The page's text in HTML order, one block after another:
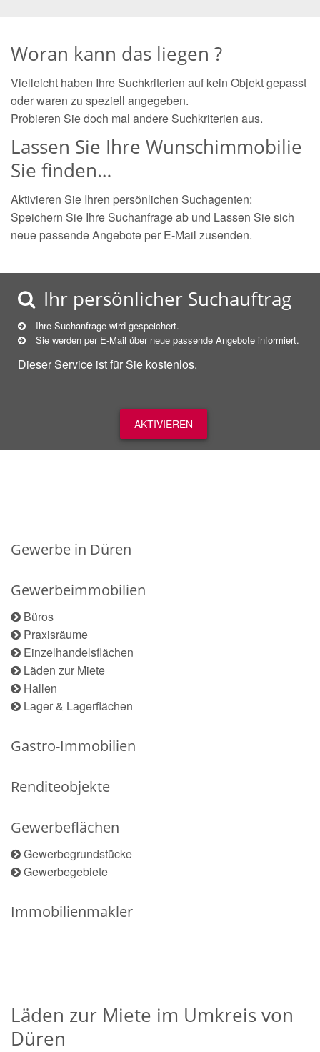
Woran kann das liegen ?
Vielleicht haben Ihre Suchkriterien auf kein Objekt gepasst
oder waren zu speziell angegeben.
Probieren Sie doch mal andere Suchkriterien aus.
Lassen Sie Ihre Wunschimmobilie
Sie finden…
Aktivieren Sie Ihren persönlichen Suchagenten:
Speichern Sie Ihre Suchanfrage ab und Lassen Sie sich
neue passende Angebote per E-Mail zusenden.
Ihr persönlicher Suchauftrag
Ihre Suchanfrage wird gespeichert.
Sie werden per E-Mail über neue passende Angebote informiert.
Dieser Service ist für Sie kostenlos.
AKTIVIEREN
Gewerbe in Düren
Gewerbeimmobilien
Büros
Praxisräume
Einzelhandelsflächen
Läden zur Miete
Hallen
Lager & Lagerflächen
Gastro-Immobilien
Renditeobjekte
Gewerbeflächen
Gewerbegrundstücke
Gewerbegebiete
Immobilienmakler
Läden zur Miete im Umkreis von
Düren